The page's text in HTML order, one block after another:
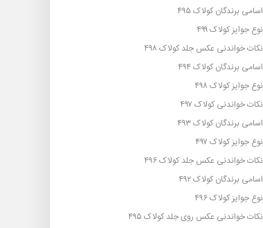
اسامی برندگان کولاک ۴۹۵
نوع جوایز کولاک ۴۹۹
نکات خواندنی عکس جلد کولاک ۴۹۸
اسامی برندگان کولاک ۴۹۴
نوع جوایز کولاک ۴۹۸
نکات خواندنی کولاک ۴۹۷
اسامی برندگان کولاک ۴۹۳
نوع جوایز کولاک ۴۹۷
نکات خواندنی عکس جلد کولاک ۴۹۶
اسامی برندگان کولاک ۴۹۲
نوع جوایز کولاک ۴۹۶
نکات خواندنی عکس روی جلد کولاک ۴۹۵